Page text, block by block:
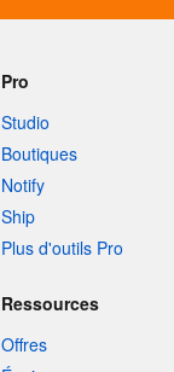
Pro
Studio
Boutiques
Notify
Ship
Plus d'outils Pro
Ressources
Offres